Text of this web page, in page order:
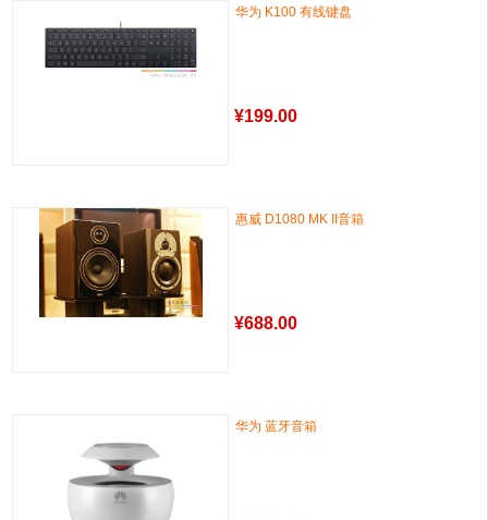
华为 K100 有线键盘
¥199.00
惠威 D1080 MK II音箱
¥688.00
华为 蓝牙音箱